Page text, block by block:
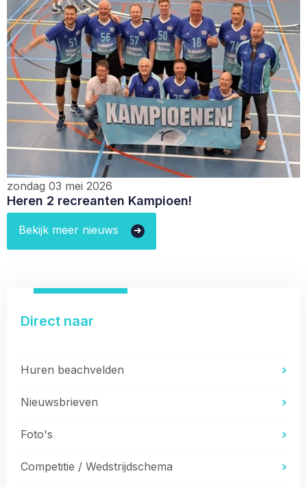
zondag 03 mei 2026
Heren 2 recreanten Kampioen!
Bekijk meer nieuws
Direct naar
Huren beachvelden
Nieuwsbrieven
Foto's
Competitie / Wedstrijdschema